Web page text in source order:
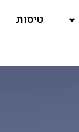
טיסות